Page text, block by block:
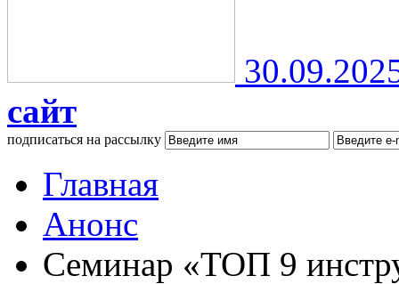
сайт
подписаться на рассылку
Главная
Анонс
Семинар «ТОП 9